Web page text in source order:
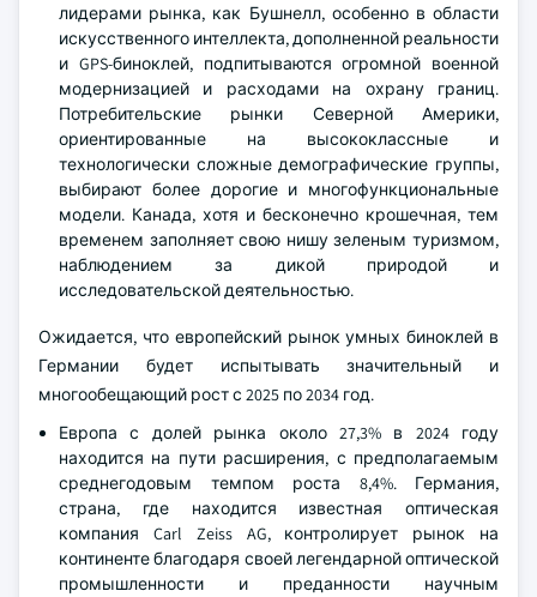
лидерами рынка, как Бушнелл, особенно в области
искусственного интеллекта, дополненной реальности
и GPS-биноклей, подпитываются огромной военной
модернизацией и расходами на охрану границ.
Потребительские рынки Северной Америки,
ориентированные на высококлассные и
технологически сложные демографические группы,
выбирают более дорогие и многофункциональные
модели. Канада, хотя и бесконечно крошечная, тем
временем заполняет свою нишу зеленым туризмом,
наблюдением за дикой природой и
исследовательской деятельностью.
Ожидается, что европейский рынок умных биноклей в
Германии будет испытывать значительный и
многообещающий рост с 2025 по 2034 год.
Европа с долей рынка около 27,3% в 2024 году
находится на пути расширения, с предполагаемым
среднегодовым темпом роста 8,4%. Германия,
страна, где находится известная оптическая
компания Carl Zeiss AG, контролирует рынок на
континенте благодаря своей легендарной оптической
промышленности и преданности научным